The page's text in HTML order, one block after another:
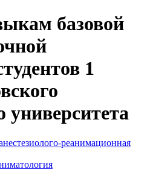
базовой
1
университета
реанимационная